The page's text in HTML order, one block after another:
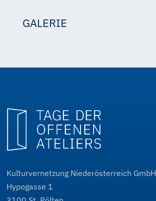
GALERIE
Kulturvernetzung Niederösterreich GmbH
Hypogasse 1